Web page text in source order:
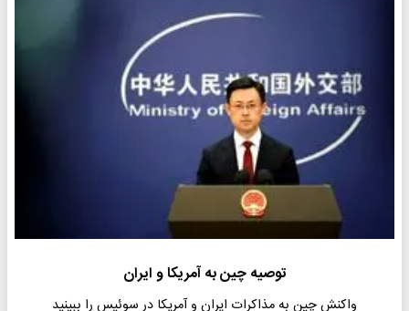
توصیه چین به آمریکا و ایران
واکنش چین به مذاکرات ایران و آمریکا در سوئیس را ببینید